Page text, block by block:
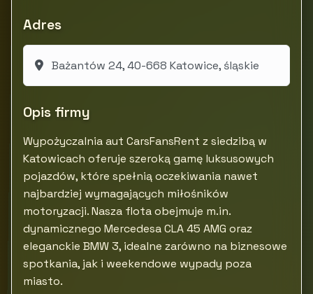
Adres
Bażantów 24, 40-668 Katowice, śląskie
Opis firmy
Wypożyczalnia aut CarsFansRent z siedzibą w
Katowicach oferuje szeroką gamę luksusowych
pojazdów, które spełnią oczekiwania nawet
najbardziej wymagających miłośników
motoryzacji. Nasza flota obejmuje m.in.
dynamicznego Mercedesa CLA 45 AMG oraz
eleganckie BMW 3, idealne zarówno na biznesowe
spotkania, jak i weekendowe wypady poza
miasto.